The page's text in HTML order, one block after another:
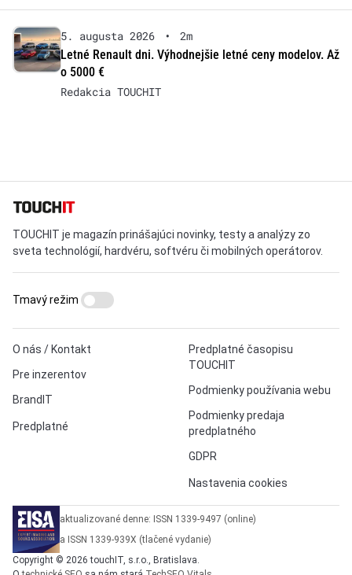
5. augusta 2026 •
2m
Letné Renault dni. Výhodnejšie letné ceny modelov. Až
o 5000 €
Redakcia TOUCHIT
TOUCHIT je magazín prinášajúci novinky, testy a analýzy zo
sveta technológií, hardvéru, softvéru či mobilných operátorov.
O nás / Kontakt
Pre inzerentov
BrandIT
Predplatné
Predplatné časopisu
TOUCHIT
Podmienky používania webu
Podmienky predaja
predplatného
GDPR
Nastavenia cookies
Tmavý režim
aktualizované denne: ISSN 1339-9497 (online)
a ISSN 1339-939X (tlačené vydanie)
Copyright © 2026 touchIT, s.r.o., Bratislava.